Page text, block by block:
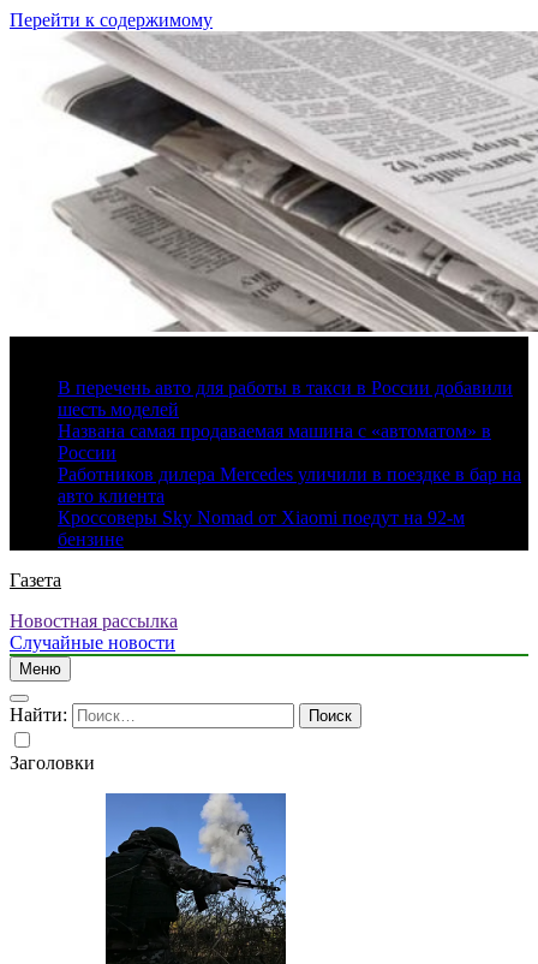
Перейти к содержимому
В перечень авто для работы в такси в России добавили
шесть моделей
Названа самая продаваемая машина с «автоматом» в
России
Работников дилера Mercedes уличили в поездке в бар на
авто клиента
Кроссоверы Sky Nomad от Xiaomi поедут на 92-м
бензине
Газета
Новостная рассылка
Случайные новости
Меню
Найти:
Заголовки